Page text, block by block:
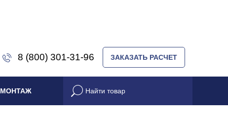
8 (800) 301-31-96 ЗАКАЗАТЬ РАСЧЕТ
МОНТАЖ